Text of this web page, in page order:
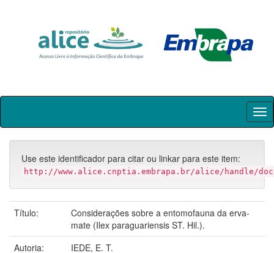
Skip
Use este identificador para citar ou linkar para este item:
http://www.alice.cnptia.embrapa.br/alice/handle/
Título:
Considerações sobre a entomofauna da erva-
mate (Ilex paraguariensis ST. Hil.).
Autoria:
IEDE, E. T.